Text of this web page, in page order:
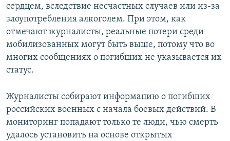
сердцем, вследствие несчастных случаев или из-за
злоупотребления алкоголем. При этом, как
отмечают журналисты, реальные потери среди
мобилизованных могут быть выше, потому что во
многих сообщениях о погибших не указывается их
статус.
Журналисты собирают информацию о погибших
российских военных с начала боевых действий. В
мониторинг попадают только те люди, чью смерть
удалось установить на основе открытых